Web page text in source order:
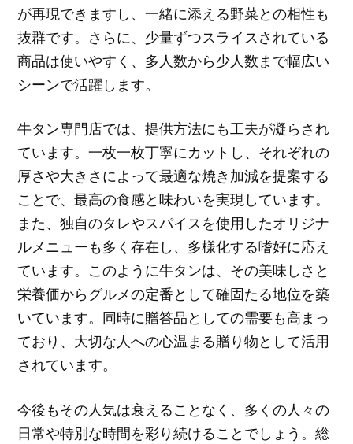
が再現できますし、一緒に添える野菜との相性も
抜群です。さらに、少量ずつスライスされている
商品は使いやすく、多人数から少人数まで幅広い
シーンで活躍します。
牛タン専門店では、提供方法にも工夫が凝らされ
ています。一枚一枚丁寧にカットし、それぞれの
厚さや大きさによって最適な焼き加減を提案する
ことで、最高の食感と味わいを実現しています。
また、独自のタレやスパイスを使用したオリジナ
ルメニューも多く存在し、多様化する嗜好に応え
ています。このように牛タンは、その美味しさと
栄養価からグルメの定番として確固たる地位を築
いています。同時に贈答品としての需要も高まっ
ており、大切な人への心温まる贈り物として活用
されています。
今後もその人気は衰えることなく、多くの人々の
日常や特別な時間を彩り続けることでしょう。総